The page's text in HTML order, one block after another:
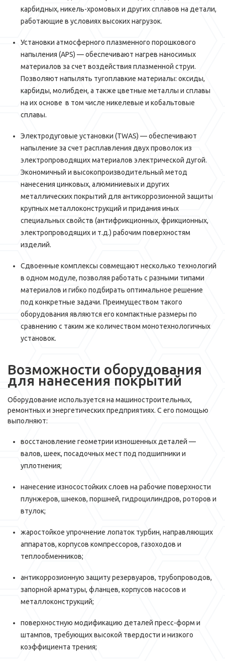
карбидных, никель-хромовых и других сплавов на детали,
работающие в условиях высоких нагрузок.
Установки атмосферного плазменного порошкового
напыления (APS) — обеспечивают нагрев наносимых
материалов за счет воздействия плазменной струи.
Позволяют напылять тугоплавкие материалы: оксиды,
карбиды, молибден, а также цветные металлы и сплавы
на их основе в том числе никелевые и кобальтовые
сплавы.
Электродуговые установки (TWAS) — обеспечивают
напыление за счет расплавления двух проволок из
электропроводящих материалов электрической дугой.
Экономичный и высокопроизводительный метод
нанесения цинковых, алюминиевых и других
металлических покрытий для антикоррозионной защиты
крупных металлоконструкций и придания иных
специальных свойств (антифрикционных, фрикционных,
электропроводящих и т.д.) рабочим поверхностям
изделий.
Сдвоенные комплексы совмещают несколько технологий
в одном модуле, позволяя работать с разными типами
материалов и гибко подбирать оптимальное решение
под конкретные задачи. Преимуществом такого
оборудования являются его компактные размеры по
сравнению с таким же количеством монотехнологичных
установок.
Возможности оборудования
для нанесения покрытий
Оборудование используется на машиностроительных,
ремонтных и энергетических предприятиях. С его помощью
выполняют:
восстановление геометрии изношенных деталей —
валов, шеек, посадочных мест под подшипники и
уплотнения;
нанесение износостойких слоев на рабочие поверхности
плунжеров, шнеков, поршней, гидроцилиндров, роторов и
втулок;
жаростойкое упрочнение лопаток турбин, направляющих
аппаратов, корпусов компрессоров, газоходов и
теплообменников;
антикоррозионную защиту резервуаров, трубопроводов,
запорной арматуры, фланцев, корпусов насосов и
металлоконструкций;
поверхностную модификацию деталей пресс-форм и
штампов, требующих высокой твердости и низкого
коэффициента трения;